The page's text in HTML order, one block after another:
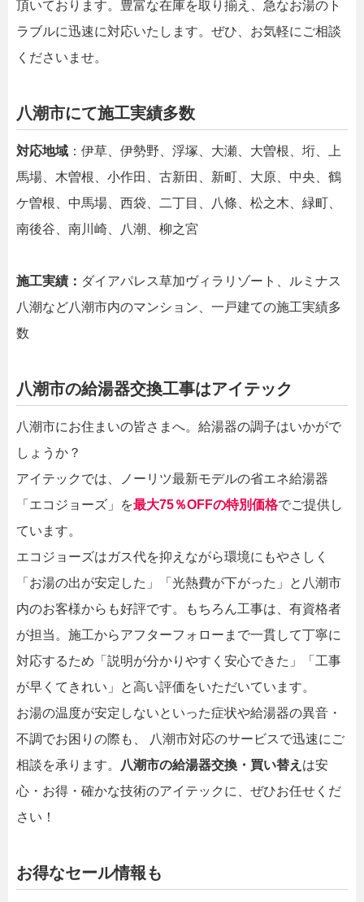
頂いております。豊富な在庫を取り揃え、急なお湯のト
ラブルに迅速に対応いたします。ぜひ、お気軽にご相談
くださいませ。
八潮市にて施工実績多数
対応地域 ：伊草、伊勢野、浮塚、大瀬、大曽根、垳、上
馬場、木曽根、小作田、古新田、新町、大原、中央、鶴
ケ曽根、中馬場、西袋、二丁目、八條、松之木、緑町、
南後谷、南川崎、八潮、柳之宮
施工実績： ダイアパレス草加ヴィラリゾート、ルミナス
八潮など八潮市内のマンション、一戸建ての施工実績多
数
八潮市の給湯器交換工事はアイテック
八潮市にお住まいの皆さまへ。給湯器の調子はいかがで
しょうか？
アイテックでは、ノーリツ最新モデルの省エネ給湯器
「エコジョーズ」を最大75％OFFの特別価格でご提供し
ています。
エコジョーズはガス代を抑えながら環境にもやさしく
「お湯の出が安定した」「光熱費が下がった」と八潮市
内のお客様からも好評です。もちろん工事は、有資格者
が担当。施工からアフターフォローまで一貫して丁寧に
対応するため「説明が分かりやすく安心できた」「工事
が早くてきれい」と高い評価をいただいています。
お湯の温度が安定しないといった症状や給湯器の異音・
不調でお困りの際も、 八潮市対応のサービスで迅速にご
相談を承ります。
八潮市の給湯器交換・買い替え は安
心・お得・確かな技術のアイテックに、ぜひお任せくだ
さい！
お得なセール情報も